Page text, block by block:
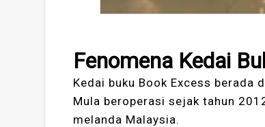
Fenomena Kedai
Kedai buku Book Excess berada
Mula beroperasi sejak tahun
melanda Malaysia.